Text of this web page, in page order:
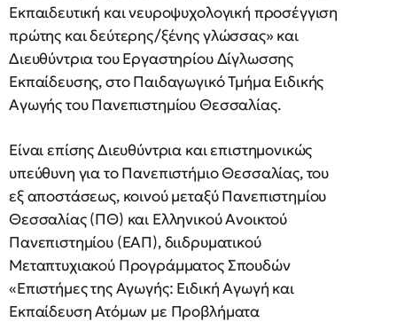
Εκπαιδευτική και νευροψυχολογική προσέγγιση
πρώτης και δεύτερης/ξένης γλώσσας» και
Διευθύντρια του Εργαστηρίου Δίγλωσσης
Εκπαίδευσης, στο Παιδαγωγικό Τμήμα Ειδικής
Αγωγής του Πανεπιστημίου Θεσσαλίας.
Είναι επίσης Διευθύντρια και επιστημονικώς
υπεύθυνη για το Πανεπιστήμιο Θεσσαλίας, του
εξ αποστάσεως, κοινού μεταξύ Πανεπιστημίου
Θεσσαλίας (ΠΘ) και Ελληνικού Ανοικτού
Πανεπιστημίου (ΕΑΠ), διιδρυματικού
Μεταπτυχιακού Προγράμματος Σπουδών
«Επιστήμες της Αγωγής: Ειδική Αγωγή και
Εκπαίδευση Ατόμων με Προβλήματα